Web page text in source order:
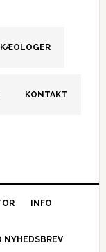
KONTAKT
INFO
NYHEDSBREV